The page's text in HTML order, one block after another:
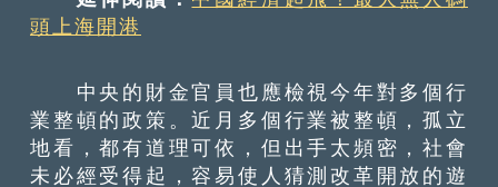
頭上海開港
中央的財金官員也應檢視今年對多個行
業整頓的政策。近月多個行業被整頓，孤立
地看，都有道理可依，但出手太頻密，社會
未必經受得起，容易使人猜測改革開放的遊